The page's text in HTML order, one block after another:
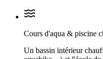
Cours d'aqua & piscine
Un bassin intérieur